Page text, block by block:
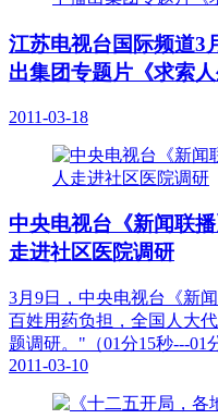
江苏电视台国际频道3
出集团专题片《求索人
2011-03-18
中央电视台《新闻联
走进社区医院调研
3月9日，中央电视台《新
百姓用药负担，全国人大
题调研。"（01分15秒---01
2011-03-10